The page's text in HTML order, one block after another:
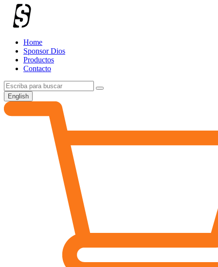
Home
Sponsor Dios
Productos
Contacto
English